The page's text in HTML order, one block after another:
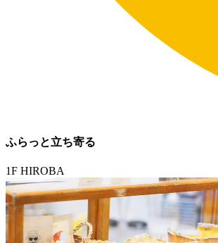
ふらっと立ち寄る
1F HIROBA